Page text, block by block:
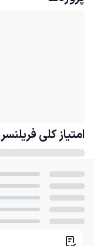
امتیاز کلی فریلنسر